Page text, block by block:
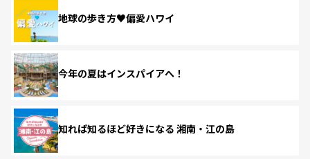
地球の歩き方♥偏愛ハワイ
今年の夏はインスパイアへ！
知れば知るほど好きになる 湘南・江の島